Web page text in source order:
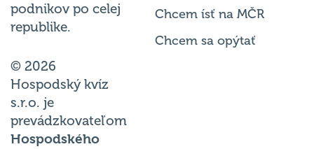
podnikov po celej
republike.
© 2026
Hospodský kvíz
s.r.o. je
prevádzkovateľom
Hospodského
Chcem ísť na MČR
Chcem sa opýtať